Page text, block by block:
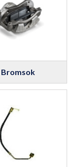
Bromsok